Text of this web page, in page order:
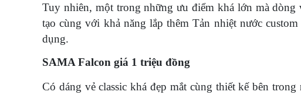
Tuy nhiên, một trong những ưu điểm khá lớn mà dòng
tạo cùng với khả năng lắp thêm Tản nhiệt nước
dụng.
SAMA Falcon giá 1 triệu đồng
Có dáng vẻ classic khá đẹp mắt cùng thiết kế bên